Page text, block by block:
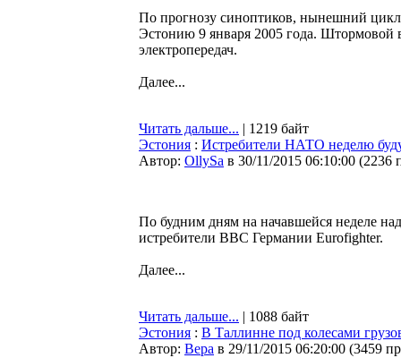
По прогнозу синоптиков, нынешний
Эстонию 9 января 2005 года. Штормовой
электропередач.
Далее...
Читать дальше... | 1219 байт
Эстония : Истребители НАТО неделю
Автор: OllySa в 30/11/2015 06:10:00 (2236
По будним дням на начавшейся неделе
истребители ВВС Германии Eurofighter.
Далее...
Читать дальше... | 1088 байт
Эстония : В Таллинне под колесами
Автор: Bepa в 29/11/2015 06:20:00 (3459